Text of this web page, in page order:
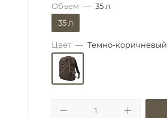
Объем — 35 л
35 л
Цвет — Темно-коричневый